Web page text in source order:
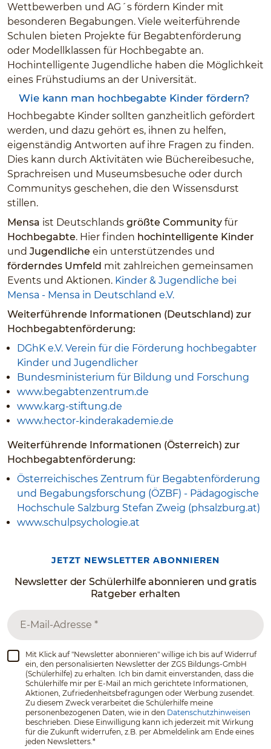
Wettbewerben und AG´s fördern Kinder mit
besonderen Begabungen. Viele weiterführende
Schulen bieten Projekte für Begabtenförderung
oder Modellklassen für Hochbegabte an.
Hochintelligente Jugendliche haben die Möglichkeit
eines Frühstudiums an der Universität.
Wie kann man hochbegabte Kinder fördern?
Hochbegabte Kinder sollten ganzheitlich gefördert
werden, und dazu gehört es, ihnen zu helfen,
eigenständig Antworten auf ihre Fragen zu finden.
Dies kann durch Aktivitäten wie Büchereibesuche,
Sprachreisen und Museumsbesuche oder durch
Communitys geschehen, die den Wissensdurst
stillen.
Mensa ist Deutschlands größte Community für
Hochbegabte. Hier finden hochintelligente Kinder
und Jugendliche ein unterstützendes und
förderndes Umfeld mit zahlreichen gemeinsamen
Events und Aktionen. Kinder & Jugendliche bei
Mensa - Mensa in Deutschland e.V.
Weiterführende Informationen (Deutschland) zur
Hochbegabtenförderung:
DGhK e.V. Verein für die Förderung hochbegabter
Kinder und Jugendlicher
Bundesministerium für Bildung und Forschung
www.begabtenzentrum.de
www.karg-stiftung.de
www.hector-kinderakademie.de
Weiterführende Informationen (Österreich) zur
Hochbegabtenförderung:
Österreichisches Zentrum für Begabtenförderung
und Begabungsforschung (ÖZBF) - Pädagogische
Hochschule Salzburg Stefan Zweig (phsalzburg.at)
www.schulpsychologie.at
JETZT NEWSLETTER ABONNIEREN
Newsletter der Schülerhilfe abonnieren und gratis
Ratgeber erhalten
Mit Klick auf "Newsletter abonnieren" willige ich bis auf Widerruf
ein, den personalisierten Newsletter der ZGS Bildungs-GmbH
(Schülerhilfe) zu erhalten. Ich bin damit einverstanden, dass die
Schülerhilfe mir per E-Mail an mich gerichtete Informationen,
Aktionen, Zufriedenheitsbefragungen oder Werbung zusendet.
Zu diesem Zweck verarbeitet die Schülerhilfe meine
personenbezogenen Daten, wie in den Datenschutzhinweisen
beschrieben. Diese Einwilligung kann ich jederzeit mit Wirkung
für die Zukunft widerrufen, z.B. per Abmeldelink am Ende eines
jeden Newsletters.*